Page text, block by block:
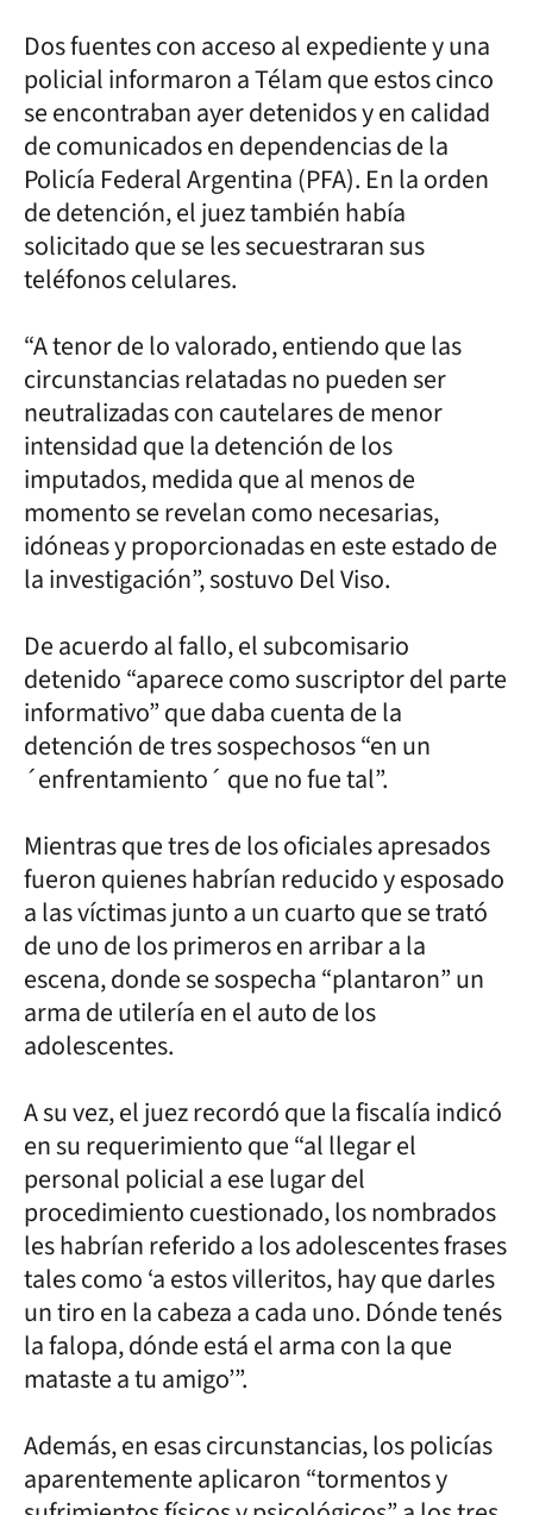
Dos fuentes con acceso al expediente y una
policial informaron a Télam que estos cinco
se encontraban ayer detenidos y en calidad
de comunicados en dependencias de la
Policía Federal Argentina (PFA). En la orden
de detención, el juez también había
solicitado que se les secuestraran sus
teléfonos celulares.
“A tenor de lo valorado, entiendo que las
circunstancias relatadas no pueden ser
neutralizadas con cautelares de menor
intensidad que la detención de los
imputados, medida que al menos de
momento se revelan como necesarias,
idóneas y proporcionadas en este estado de
la investigación”, sostuvo Del Viso.
De acuerdo al fallo, el subcomisario
detenido “aparece como suscriptor del parte
informativo” que daba cuenta de la
detención de tres sospechosos “en un
´enfrentamiento´ que no fue tal”.
Mientras que tres de los oficiales apresados
fueron quienes habrían reducido y esposado
a las víctimas junto a un cuarto que se trató
de uno de los primeros en arribar a la
escena, donde se sospecha “plantaron” un
arma de utilería en el auto de los
adolescentes.
A su vez, el juez recordó que la fiscalía indicó
en su requerimiento que “al llegar el
personal policial a ese lugar del
procedimiento cuestionado, los nombrados
les habrían referido a los adolescentes frases
tales como ‘a estos villeritos, hay que darles
un tiro en la cabeza a cada uno. Dónde tenés
la falopa, dónde está el arma con la que
mataste a tu amigo’”.
Además, en esas circunstancias, los policías
aparentemente aplicaron “tormentos y